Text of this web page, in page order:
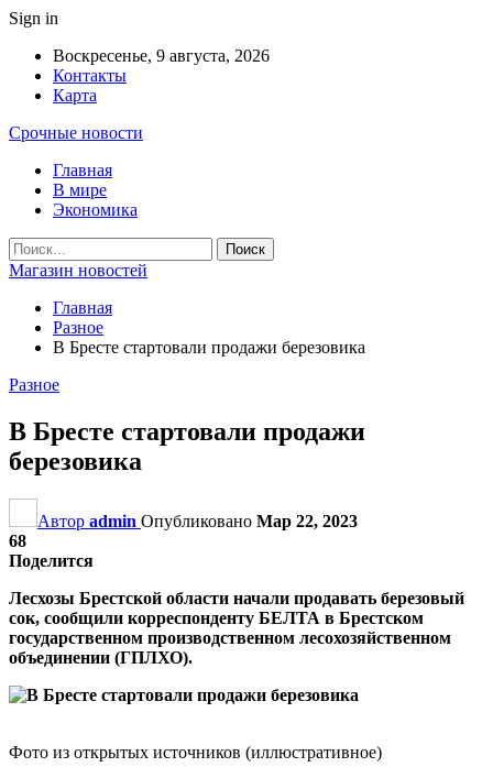
Sign in
Воскресенье, 9 августа, 2026
Контакты
Карта
Срочные новости
Главная
В мире
Экономика
Магазин новостей
Главная
Разное
В Бресте стартовали продажи березовика
Разное
В Бресте стартовали продажи
березовика
Автор admin Опубликовано Мар 22, 2023
68
Поделится
Лесхозы Брестской области начали продавать березовый
сок, сообщили корреспонденту БЕЛТА в Брестском
государственном производственном лесохозяйственном
объединении (ГПЛХО).
Фото из открытых источников (иллюстративное)